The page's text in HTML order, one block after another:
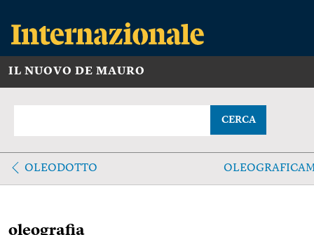
IL NUOVO DE MAURO
CERCA
OLEODOTTO
oleografia